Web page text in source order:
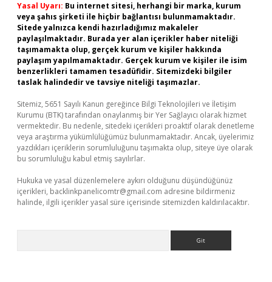
Yasal Uyarı: Bu internet sitesi, herhangi bir marka, kurum
veya şahıs şirketi ile hiçbir bağlantısı bulunmamaktadır.
Sitede yalnızca kendi hazırladığımız makaleler
paylaşılmaktadır. Burada yer alan içerikler haber niteliği
taşımamakta olup, gerçek kurum ve kişiler hakkında
paylaşım yapılmamaktadır. Gerçek kurum ve kişiler ile isim
benzerlikleri tamamen tesadüfidir. Sitemizdeki bilgiler
taslak halindedir ve tavsiye niteliği taşımazlar.
Sitemiz, 5651 Sayılı Kanun gereğince Bilgi Teknolojileri ve İletişim
Kurumu (BTK) tarafından onaylanmış bir Yer Sağlayıcı olarak hizmet
vermektedir. Bu nedenle, sitedeki içerikleri proaktif olarak denetleme
veya araştırma yükümlülüğümüz bulunmamaktadır. Ancak, üyelerimiz
yazdıkları içeriklerin sorumluluğunu taşımakta olup, siteye üye olarak
bu sorumluluğu kabul etmiş sayılırlar.
Hukuka ve yasal düzenlemelere aykırı olduğunu düşündüğünüz
içerikleri, backlinkpanelicomtr@gmail.com adresine bildirmeniz
halinde, ilgili içerikler yasal süre içerisinde sitemizden kaldırılacaktır.